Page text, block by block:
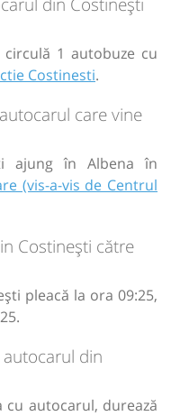
1 autobuze cu
Costinesti.
care vine
ajung în Albena în
(vis-a-vis de Centrul
Costinești către
pleacă la ora 09:25,
din
cu autocarul, durează